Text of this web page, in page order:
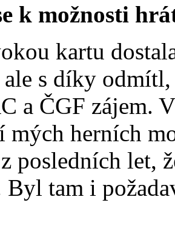
k možnosti
kartu
ale s díky
a ČGF zájem.
mých herních
posledních let,
Byl tam i